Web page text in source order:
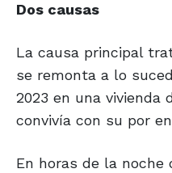
Dos causas
La causa principal
se remonta a lo
2023 en una vivienda
convivía con su por
En horas de la noche